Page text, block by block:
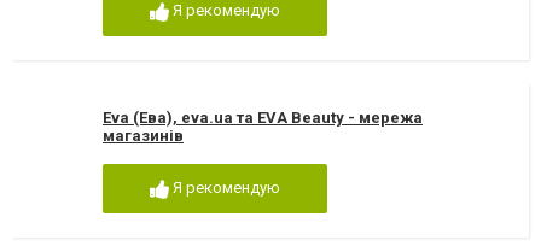
Я рекомендую
Eva (Ева), eva.ua та EVA Beauty - мережа
магазинів
Я рекомендую